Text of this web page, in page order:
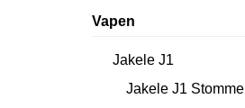
Vapen
Jakele J1
Jakele J1 Stomme